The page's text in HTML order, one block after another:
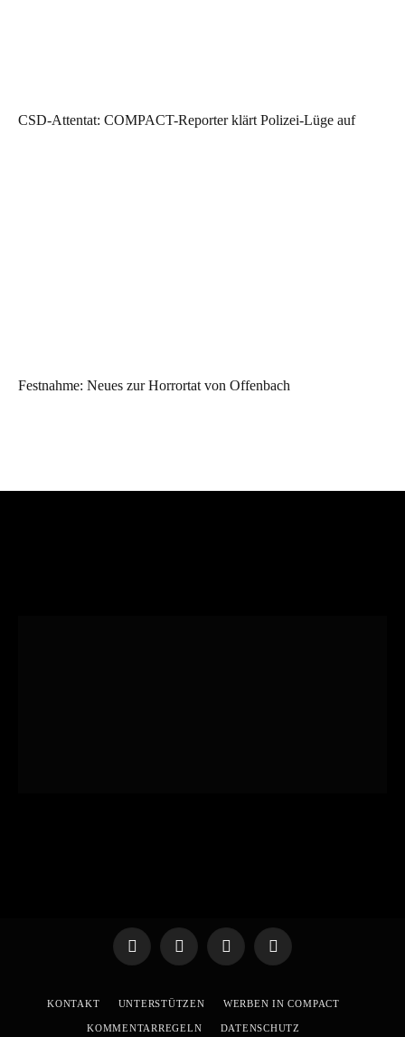
CSD-Attentat: COMPACT-Reporter klärt Polizei-Lüge auf
Festnahme: Neues zur Horrortat von Offenbach
TelegramWhatsApp
X
YouTube
KONTAKT UNTERSTÜTZEN WERBEN IN COMPACT
KOMMENTARREGELN DATENSCHUTZ